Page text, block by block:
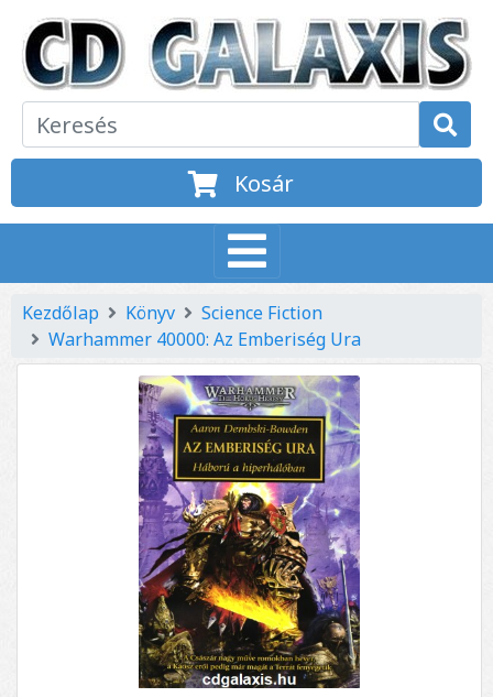
Kosár
Kezdőlap Könyv
Science Fiction
Warhammer 40000: Az Emberiség Ura